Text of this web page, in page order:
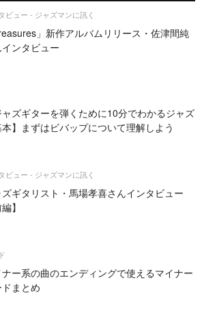
ビュー - ジャズマンに訊く
」新作アルバムリリース・佐津間純
ンタビュー
ャズギターを弾くために10分でわかるジャズ
】まずはビバップについて理解しよう
ビュー - ジャズマンに訊く
ズギタリスト・馬場孝喜さんインタビュー
】
ナー系の曲のエンディングで使えるマイナー
ドまとめ